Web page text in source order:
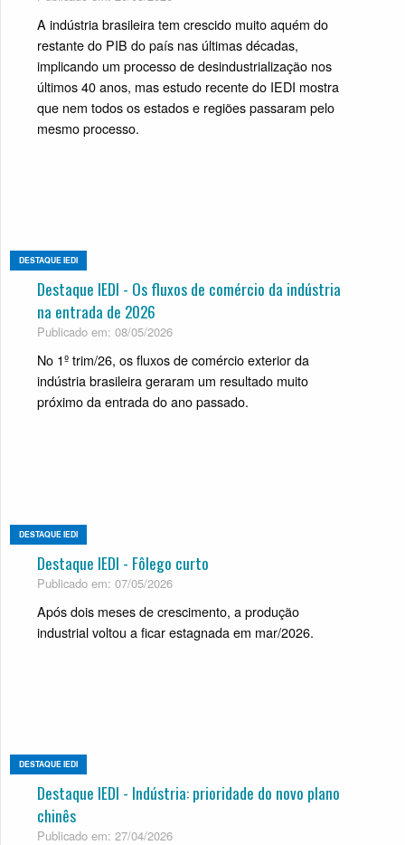
A indústria brasileira tem crescido muito aquém do
restante do PIB do país nas últimas décadas,
implicando um processo de desindustrialização nos
últimos 40 anos, mas estudo recente do IEDI mostra
que nem todos os estados e regiões passaram pelo
mesmo processo.
DESTAQUE IEDI
Destaque IEDI - Os fluxos de comércio da indústria
na entrada de 2026
Publicado em: 08/05/2026
No 1º trim/26, os fluxos de comércio exterior da
indústria brasileira geraram um resultado muito
próximo da entrada do ano passado.
DESTAQUE IEDI
Destaque IEDI - Fôlego curto
Publicado em: 07/05/2026
Após dois meses de crescimento, a produção
industrial voltou a ficar estagnada em mar/2026.
DESTAQUE IEDI
Destaque IEDI - Indústria: prioridade do novo plano
chinês
Publicado em: 27/04/2026